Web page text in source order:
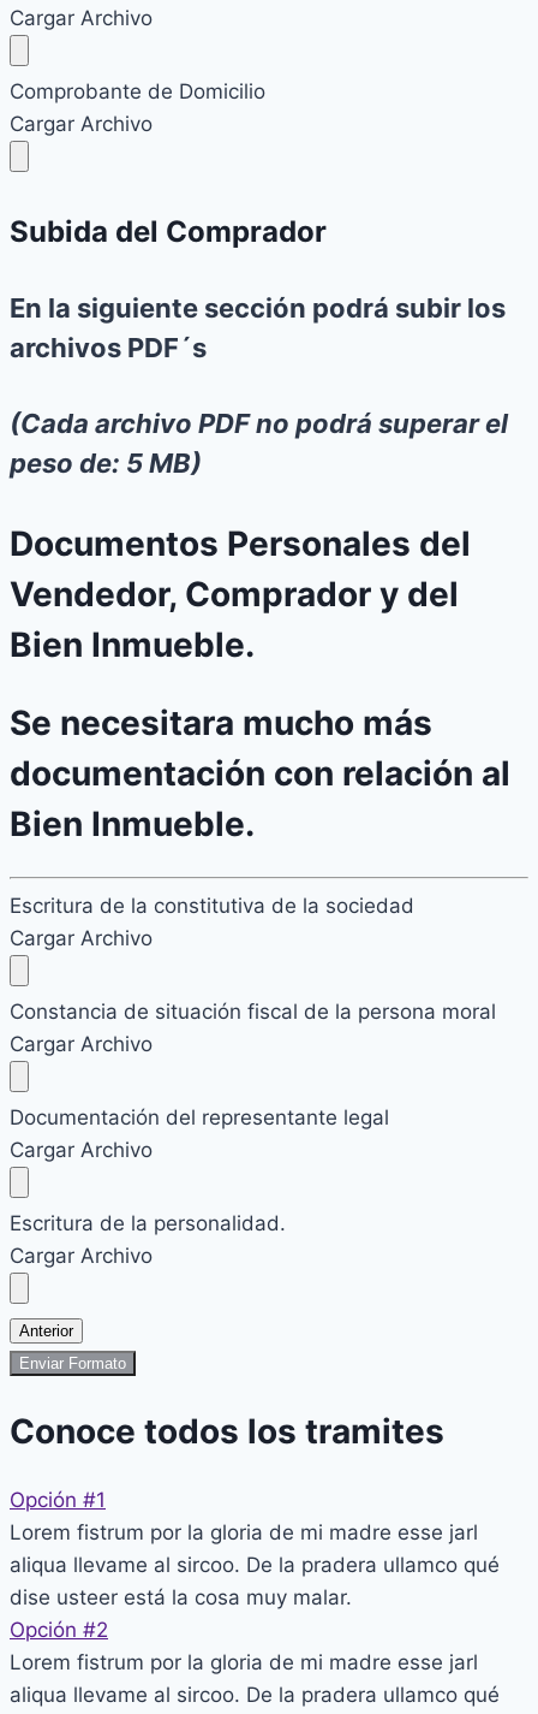
Cargar Archivo
Comprobante de Domicilio
Cargar Archivo
Subida del Comprador
En la siguiente sección podrá subir los
archivos PDF´s
(Cada archivo PDF no podrá superar el
peso de: 5 MB)
Documentos Personales del
Vendedor, Comprador y del
Bien Inmueble.
Se necesitara mucho más
documentación con relación al
Bien Inmueble.
Escritura de la constitutiva de la sociedad
Cargar Archivo
Constancia de situación fiscal de la persona moral
Cargar Archivo
Documentación del representante legal
Cargar Archivo
Escritura de la personalidad.
Cargar Archivo
Anterior
Enviar Formato
Conoce todos los tramites
Opción #1
Lorem fistrum por la gloria de mi madre esse jarl
aliqua llevame al sircoo. De la pradera ullamco qué
dise usteer está la cosa muy malar.
Opción #2
Lorem fistrum por la gloria de mi madre esse jarl
aliqua llevame al sircoo. De la pradera ullamco qué